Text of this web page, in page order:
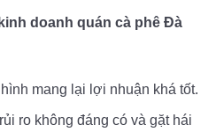
doanh quán cà phê Đà
mang lại lợi nhuận khá tốt.
ro không đáng có và gặt hái